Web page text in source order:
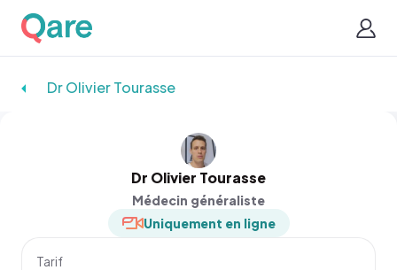
Dr Olivier Tourasse
Dr Olivier Tourasse
Médecin généraliste
Uniquement en ligne
Tarif